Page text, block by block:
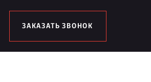
ЗАКАЗАТЬ ЗВОНОК